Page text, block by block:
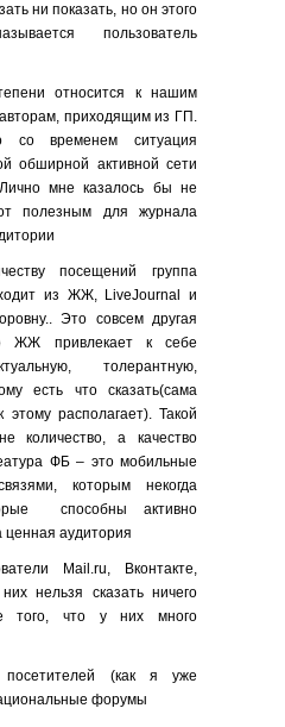
ни показать, но он этого
пользователь
относится к нашим
приходящим из ГП.
со временем ситуация
обширной активной сети
мне казалось бы не
полезным для журнала
посещений группа
из ЖЖ, LiveJournal и
Это совсем другая
ЖЖ привлекает к себе
толерантную,
есть что сказать(сама
этому располагает). Такой
количество, а качество
ФБ – это мобильные
которым некогда
способны активно
аудитория
Mail.ru, Вконтакте,
нельзя сказать ничего
того, что у них много
посетителей (как я уже
форумы